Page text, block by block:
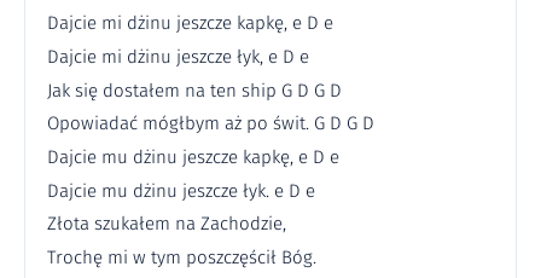
Dajcie mi dżinu jeszcze kapkę, e D e
Dajcie mi dżinu jeszcze łyk, e D e
Jak się dostałem na ten ship G D G D
Opowiadać mógłbym aż po świt. G D G D
Dajcie mu dżinu jeszcze kapkę, e D e
Dajcie mu dżinu jeszcze łyk. e D e
Złota szukałem na Zachodzie,
Trochę mi w tym poszczęścił Bóg.